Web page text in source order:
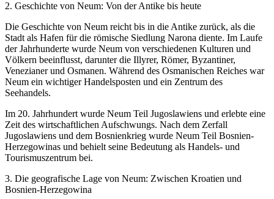
2. Geschichte von Neum: Von der Antike bis heute
Die Geschichte von Neum reicht bis in die Antike zurück, als die
Stadt als Hafen für die römische Siedlung Narona diente. Im Laufe
der Jahrhunderte wurde Neum von verschiedenen Kulturen und
Völkern beeinflusst, darunter die Illyrer, Römer, Byzantiner,
Venezianer und Osmanen. Während des Osmanischen Reiches war
Neum ein wichtiger Handelsposten und ein Zentrum des
Seehandels.
Im 20. Jahrhundert wurde Neum Teil Jugoslawiens und erlebte eine
Zeit des wirtschaftlichen Aufschwungs. Nach dem Zerfall
Jugoslawiens und dem Bosnienkrieg wurde Neum Teil Bosnien-
Herzegowinas und behielt seine Bedeutung als Handels- und
Tourismuszentrum bei.
3. Die geografische Lage von Neum: Zwischen Kroatien und
Bosnien-Herzegowina